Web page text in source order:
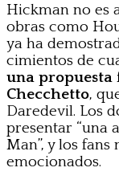
Hickman no es
obras como
ya ha
cimientos de
una propuesta
Checchetto,
Daredevil. Los
presentar “una
Man”, y los
emocionados.